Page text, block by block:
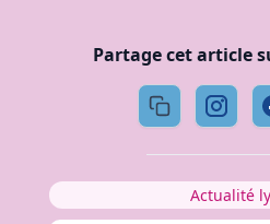
Partage cet article
Actualité